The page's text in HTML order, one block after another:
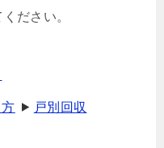
ださい。
戸別回収